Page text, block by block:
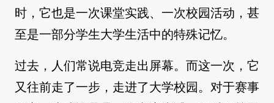
时，它也是一次课堂实践、一次校园活动，甚
至是一部分学生大学生活中的特殊记忆。
过去，人们常说电竞走出屏幕。而这一次，它
又往前走了一步，走进了大学校园。对于赛事